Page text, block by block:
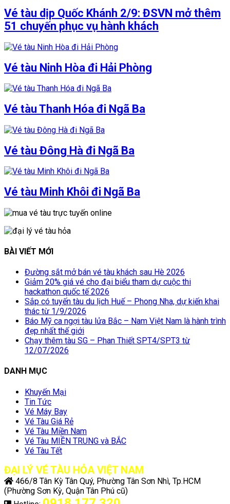
Vé tàu dịp Quốc Khánh 2/9: ĐSVN mở thêm
51 chuyến phục vụ hành khách
Vé tàu Ninh Hòa đi Hải Phòng
Vé tàu Thanh Hóa đi Ngã Ba
Vé tàu Đông Hà đi Ngã Ba
Vé tàu Minh Khôi đi Ngã Ba
BÀI VIẾT MỚI
Đường sắt mở bán vé tàu khách sau Hè 2026
Giảm 20% giá vé cho đại biểu tham dự cuộc thi
hackathon quốc tế 2026
Sắp có tuyến tàu du lịch Huế – Phong Nha, dự kiến khai
thác từ 1/9/2026
Báo Mỹ ca ngợi tàu lửa Bắc – Nam Việt Nam là hành trình
đẹp nhất thế giới
Chạy thêm tàu SG – Phan Thiết SPT4/SPT3 từ
12/07/2026
DANH MỤC
Khuyến Mại
Tin Tức
Vé Máy Bay
Vé Tàu Giá Rẻ
Vé Tàu Miền Nam
Vé Tàu MIỀN TRUNG và BẮC
Vé Tàu Tết
ĐẠI LÝ VÉ TÀU HỎA VIỆT NAM
466/8 Tân Kỳ Tân Quý, Phường Tân Sơn Nhì, Tp.HCM
(Phường Sơn Kỳ, Quận Tân Phú cũ)